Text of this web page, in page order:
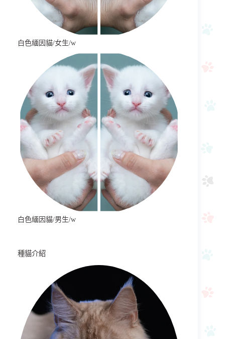
白色緬因貓/女生/w
白色緬因貓/男生/w
種貓介紹